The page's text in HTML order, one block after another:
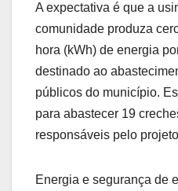
A expectativa é que a
comunidade produza
hora (kWh) de energia
destinado ao
públicos do município.
para abastecer 19
responsáveis pelo
Energia e segurança de